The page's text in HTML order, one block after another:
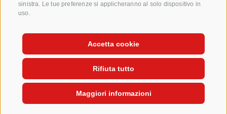
sinistra. Le tue preferenze si applicheranno al solo dispositivo in
uso.
Accetta cookie
Rifiuta tutto
Maggiori informazioni
PREFERENZE COOKIES